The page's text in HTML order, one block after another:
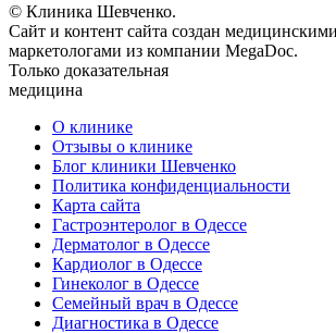
© Клиника Шевченко.
Сайт и контент сайта создан медицинскими
маркетологами из компании MegaDoc.
Только доказательная
медицина
О клинике
Отзывы о клинике
Блог клиники Шевченко
Политика конфиденциальности
Карта сайта
Гастроэнтеролог в Одессе
Дерматолог в Одессе
Кардиолог в Одессе
Гинеколог в Одессе
Семейный врач в Одессе
Диагностика в Одессе